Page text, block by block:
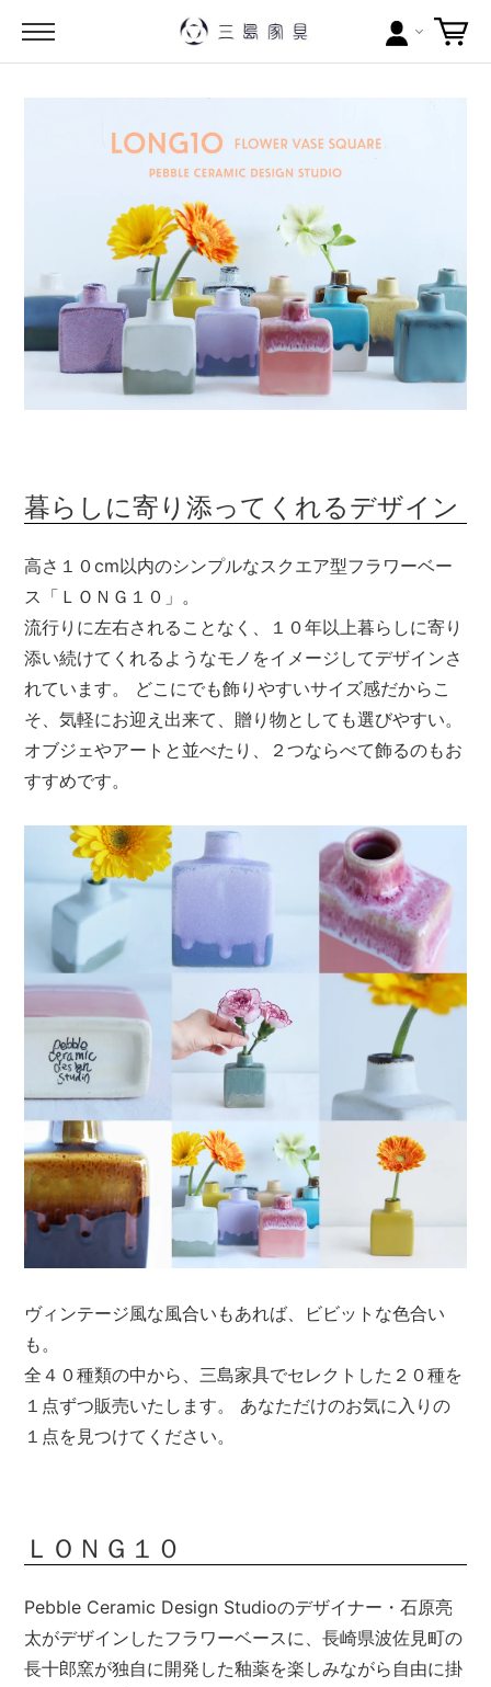
カテゴリー
ブランドから探す
当店について
お買い物ガイド
ポイントについて
配送料について
メールマガジン
Instagram
Facebook
暮らしに寄り添ってくれるデザイン
高さ１０cm以内のシンプルなスクエア型フラワーベー
ス「ＬＯＮＧ１０」。
流行りに左右されることなく、１０年以上暮らしに寄り
添い続けてくれるようなモノをイメージしてデザインさ
れています。 どこにでも飾りやすいサイズ感だからこ
そ、気軽にお迎え出来て、贈り物としても選びやすい。
オブジェやアートと並べたり、２つならべて飾るのもお
すすめです。
ヴィンテージ風な風合いもあれば、ビビットな色合い
も。
全４０種類の中から、三島家具でセレクトした２０種を
１点ずつ販売いたします。 あなただけのお気に入りの
１点を見つけてください。
ＬＯＮＧ１０
Pebble Ceramic Design Studioのデザイナー・石原亮
太がデザインしたフラワーベースに、長崎県波佐見町の
長十郎窯が独自に開発した釉薬を楽しみながら自由に掛